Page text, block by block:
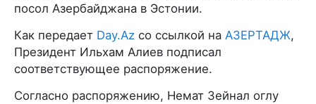
посол Азербайджана в Эстонии.
Как передает Day.Az со ссылкой на АЗЕРТАДЖ,
Президент Ильхам Алиев подписал
соответствующее распоряжение.
Согласно распоряжению, Немат Зейнал оглу